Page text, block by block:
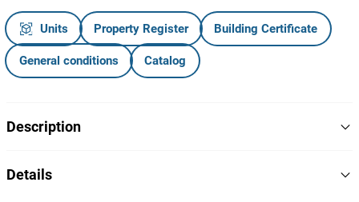
Units Property Register Building Certificate
General conditions Catalog
Description
Total de 1.208,00 m² e Área Bruta de Construção de 320,00
m²
Details